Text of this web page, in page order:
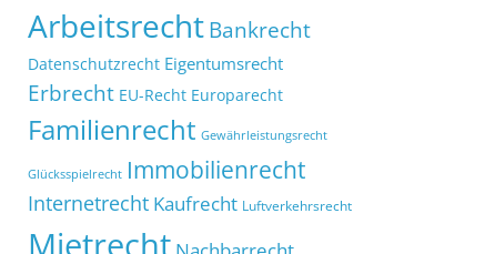
ArbeitsrechtBankrecht
Datenschutzrecht Eigentumsrecht
Erbrecht EU-Recht Europarecht
Familienrecht Gewährleistungsrecht
Glücksspielrecht Immobilienrecht
Internetrecht Kaufrecht Luftverkehrsrecht
Mietrecht